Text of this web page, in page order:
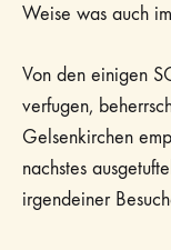
Weise was auch
Von den einigen
verfugen,
Gelsenkirchen
nachstes
irgendeiner